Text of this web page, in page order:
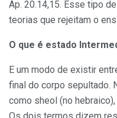
Ap. 20.14,15. Esse tipo
teorias que rejeitam o
O que é estado
E um modo de existir
final do corpo sepultado.
como sheol (no
Os dois termos dizem